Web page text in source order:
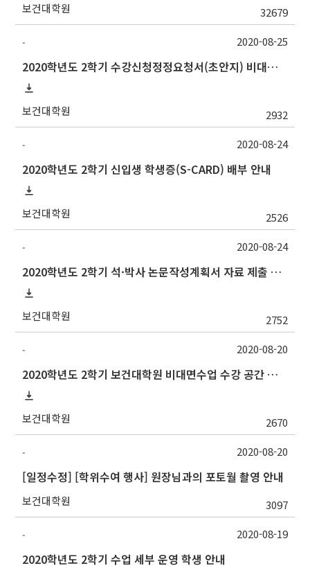
보건대학원 32679
-
2020학년도 2학기 수강신청정정요청서(초안지) 비대면 제출 안내(~9.14.(월))
보건대학원 2932
2020-08-25
-
2020학년도 2학기 신입생 학생증(S-CARD) 배부 안내
보건대학원 2526
2020-08-24
-
2020학년도 2학기 석·박사 논문작성계획서 자료 제출 및 발표 시간 안내
보건대학원 2752
2020-08-24
-
2020학년도 2학기 보건대학원 비대면수업 수강 공간 안내
보건대학원 2670
2020-08-20
-
[일정수정] [학위수여 행사] 원장님과의 포토월 촬영 안내
보건대학원 3097
2020-08-20
-
2020학년도 2학기 수업 세부 운영 학생 안내
2020-08-19